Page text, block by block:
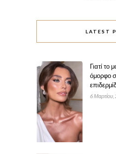
LATEST
Γιατί το
όμορφο
6 Μαρτίου,